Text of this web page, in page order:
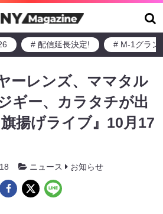
# 配信延長決定! # M-1グラン
ーレンズ、ママタル
ギー、カラタチが出
揚げライブ』10月17
ニュース お知らせ